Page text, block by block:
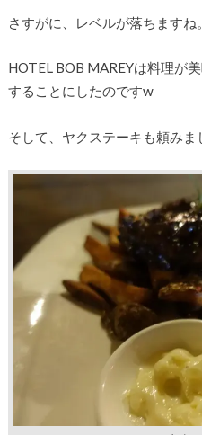
さすがに、レベルが落ちますね。
HOTEL BOB MAREYは料理が
することにしたのですw
そして、ヤクステーキも頼みま